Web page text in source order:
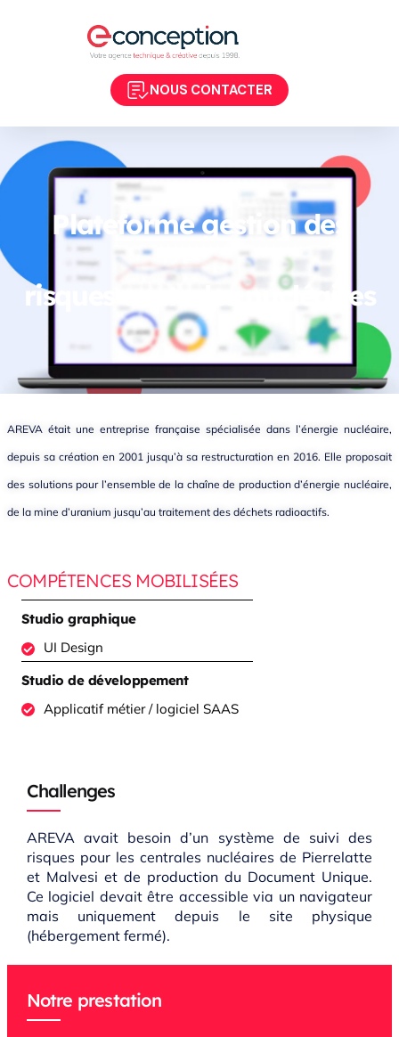
NOUS CONTACTER
Plateforme gestion des
risques centrales nucléaires
AREVA était une entreprise française spécialisée dans l’énergie nucléaire,
depuis sa création en 2001 jusqu’à sa restructuration en 2016. Elle proposait
des solutions pour l’ensemble de la chaîne de production d’énergie nucléaire,
de la mine d’uranium jusqu’au traitement des déchets radioactifs.
COMPÉTENCES MOBILISÉES
Studio graphique
UI Design
Studio de développement
Applicatif métier / logiciel SAAS
Challenges
AREVA avait besoin d’un système de suivi des
risques pour les centrales nucléaires de Pierrelatte
et Malvesi et de production du Document Unique.
Ce logiciel devait être accessible via un navigateur
mais uniquement depuis le site physique
(hébergement fermé).
Notre prestation